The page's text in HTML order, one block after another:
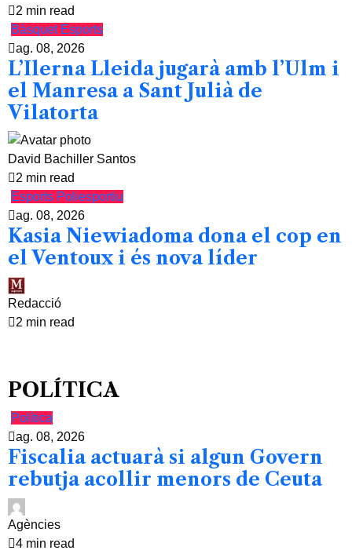
2 min read
Bàsquet Esports
ag. 08, 2026
L’Ilerna Lleida jugarà amb l’Ulm i
el Manresa a Sant Julià de
Vilatorta
David Bachiller Santos
2 min read
Esports Poliesportiu
ag. 08, 2026
Kasia Niewiadoma dona el cop en
el Ventoux i és nova líder
Redacció
2 min read
POLÍTICA
Política
ag. 08, 2026
Fiscalia actuarà si algun Govern
rebutja acollir menors de Ceuta
Agències
4 min read